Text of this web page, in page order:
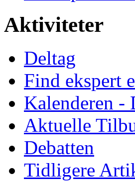
Aktiviteter
Deltag
Find ekspert
Kalenderen -
Aktuelle
Debatten
Tidligere